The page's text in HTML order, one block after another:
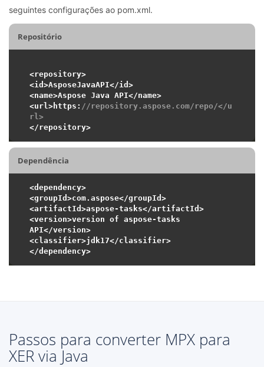
seguintes configurações ao pom.xml.
Repositório
<repository>
<id>AsposeJavaAPI</id>
<name>Aspose Java API</name>
<url>https: //repository.aspose.com/repo/</u
rl>
Dependência
<dependency>
<groupId>com.aspose</groupId>
<artifactId>aspose-tasks</artifactId>
<version>version of aspose-tasks
API</version>
<classifier>jdk17</classifier>
Passos para converter MPX para
XER via Java